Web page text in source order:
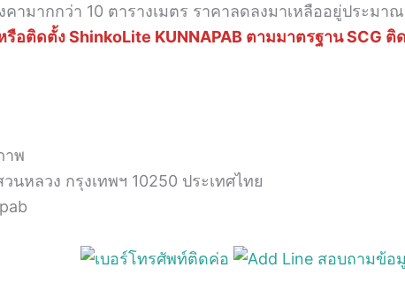
ามากกว่า 10 ตารางเมตร ราคาลดลงมาเหลืออยู่ประมา
อติดตั้ง ShinkoLite KUNNAPAB ตามมาตรฐาน SCG
าพ
หลวง กรุงเทพฯ 10250 ประเทศไทย